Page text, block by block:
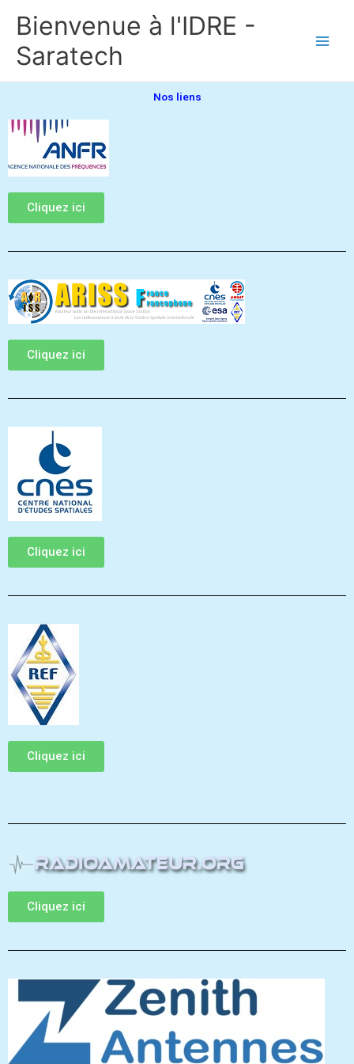
Bienvenue à l'IDRE -
Saratech
Nos liens
Cliquez ici
Cliquez ici
Cliquez ici
Cliquez ici
Cliquez ici